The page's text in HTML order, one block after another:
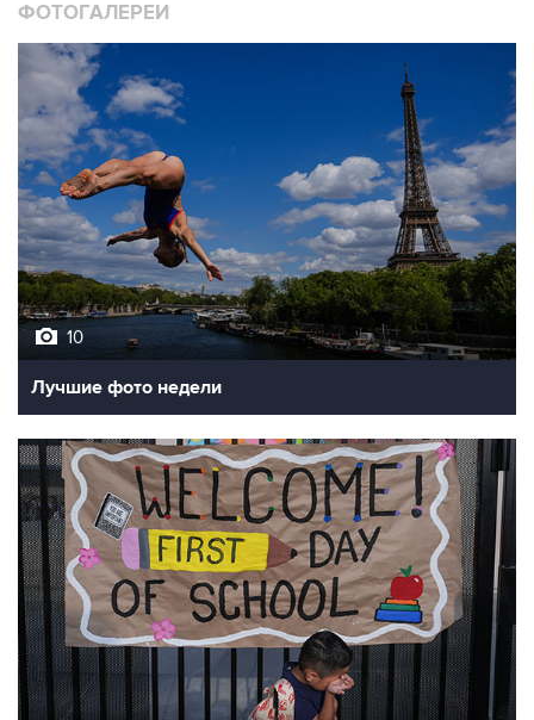
ФОТОГАЛЕРЕИ
10
Лучшие фото недели